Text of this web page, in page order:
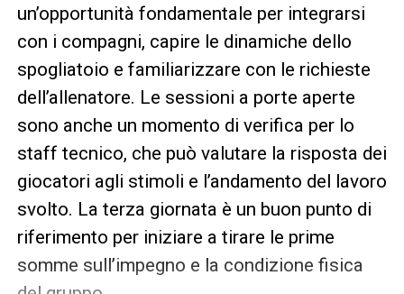
un’opportunità fondamentale per integrarsi
con i compagni, capire le dinamiche dello
spogliatoio e familiarizzare con le richieste
dell’allenatore. Le sessioni a porte aperte
sono anche un momento di verifica per lo
staff tecnico, che può valutare la risposta dei
giocatori agli stimoli e l’andamento del lavoro
svolto. La terza giornata è un buon punto di
riferimento per iniziare a tirare le prime
somme sull’impegno e la condizione fisica